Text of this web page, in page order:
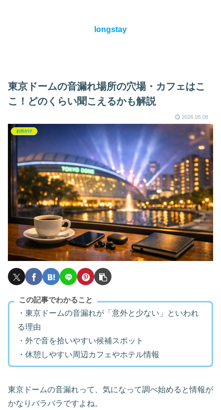
longstay
東京ドームの音漏れ場所の穴場・カフェはこ
こ！どのくらい聞こえるかも解説
2026.05.08
お出かけ
この記事でわかること
・東京ドームの音漏れが「意外と少ない」といわれ
る理由
・外で音を拾いやすい候補スポット
・休憩しやすい周辺カフェやホテル情報
東京ドームの音漏れって、気になって調べ始めると情報が
かなりバラバラですよね。